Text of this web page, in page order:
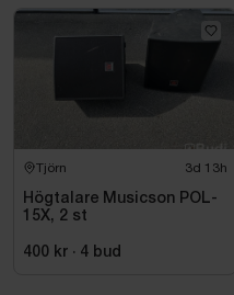
Tjörn 3d 13h
Högtalare Musicson POL-
15X, 2 st
400 kr · 4 bud